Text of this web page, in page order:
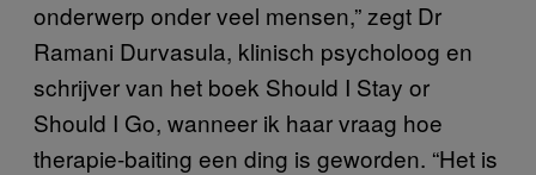
onderwerp onder veel mensen,” zegt Dr
Ramani Durvasula, klinisch psycholoog en
schrijver van het boek Should I Stay or
Should I Go, wanneer ik haar vraag hoe
therapie-baiting een ding is geworden. “Het is